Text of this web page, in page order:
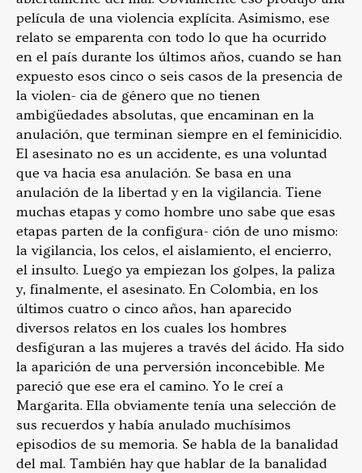
película de una violencia explícita. Asimismo, ese
relato se emparenta con todo lo que ha ocurrido
en el país durante los últimos años, cuando se han
expuesto esos cinco o seis casos de la presencia de
la violen- cia de género que no tienen
ambigüedades absolutas, que encaminan en la
anulación, que terminan siempre en el feminicidio.
El asesinato no es un accidente, es una voluntad
que va hacia esa anulación. Se basa en una
anulación de la libertad y en la vigilancia. Tiene
muchas etapas y como hombre uno sabe que esas
etapas parten de la configura- ción de uno mismo:
la vigilancia, los celos, el aislamiento, el encierro,
el insulto. Luego ya empiezan los golpes, la paliza
y, finalmente, el asesinato. En Colombia, en los
últimos cuatro o cinco años, han aparecido
diversos relatos en los cuales los hombres
desfiguran a las mujeres a través del ácido. Ha sido
la aparición de una perversión inconcebible. Me
pareció que ese era el camino. Yo le creí a
Margarita. Ella obviamente tenía una selección de
sus recuerdos y había anulado muchísimos
episodios de su memoria. Se habla de la banalidad
del mal. También hay que hablar de la banalidad